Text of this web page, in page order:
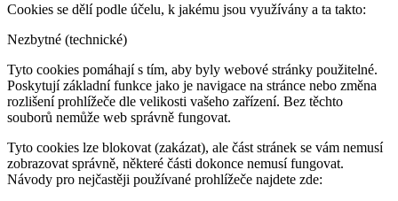
Cookies se dělí podle účelu, k jakému jsou využívány a ta takto:
Nezbytné (technické)
Tyto cookies pomáhají s tím, aby byly webové stránky použitelné.
Poskytují základní funkce jako je navigace na stránce nebo změna
rozlišení prohlížeče dle velikosti vašeho zařízení. Bez těchto
souborů nemůže web správně fungovat.
Tyto cookies lze blokovat (zakázat), ale část stránek se vám nemusí
zobrazovat správně, některé části dokonce nemusí fungovat.
Návody pro nejčastěji používané prohlížeče najdete zde: